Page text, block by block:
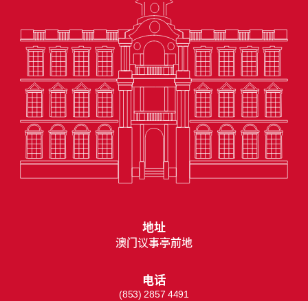
地址
澳门议事亭前地
电话
(853) 2857 4491